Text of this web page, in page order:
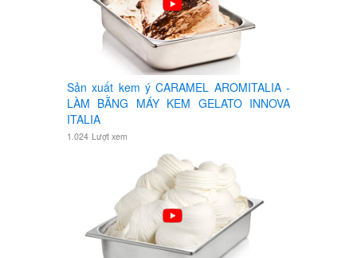
Sản xuất kem ý CARAMEL AROMITALIA -
LÀM BẰNG MÁY KEM GELATO INNOVA
ITALIA
1.024 Lượt xem